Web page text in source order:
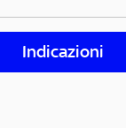
Indicazioni